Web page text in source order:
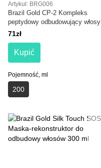
Artykuł: BRG006
Brazil Gold CP-2 Kompleks
peptydowy odbudowujący włosy
71zł
Kupić
Pojemność, ml
200